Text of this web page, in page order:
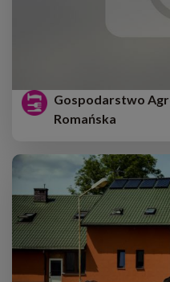
Gospodarstwo
Romańska